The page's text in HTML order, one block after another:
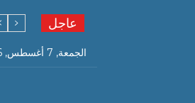
عاجل
الجمعة, 7 أغسطس, 2026